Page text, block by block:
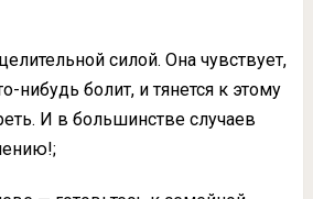
силой. Она чувствует,
нибудь болит, и тянется к этому
И в большинстве случаев